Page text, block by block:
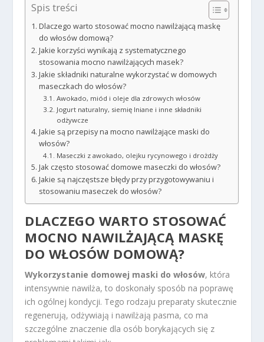
Spis treści
Dlaczego warto stosować mocno nawilżającą maskę
do włosów domową?
Jakie korzyści wynikają z systematycznego
stosowania mocno nawilżających masek?
Jakie składniki naturalne wykorzystać w domowych
maseczkach do włosów?
Awokado, miód i oleje dla zdrowych włosów
Jogurt naturalny, siemię lniane i inne składniki
odżywcze
Jakie są przepisy na mocno nawilżające maski do
włosów?
Maseczki z awokado, olejku rycynowego i drożdży
Jak często stosować domowe maseczki do włosów?
Jakie są najczęstsze błędy przy przygotowywaniu i
stosowaniu maseczek do włosów?
DLACZEGO WARTO STOSOWAĆ
MOCNO NAWILŻAJĄCĄ MASKĘ
DO WŁOSÓW DOMOWĄ?
Wykorzystanie domowej maski do włosów, która
intensywnie nawilża, to doskonały sposób na poprawę
ich ogólnej kondycji. Tego rodzaju preparaty skutecznie
regenerują, odżywiają i nawilżają pasma, co ma
szczególne znaczenie dla osób borykających się z